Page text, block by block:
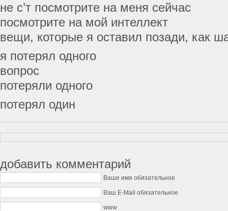
не с’т посмотрите на меня сейчас
посмотрите на мой интеллект
вещи, которые я оставил позади, как
я потерял одного
вопрос
потеряли одного
потерял один
добавить комментарий
Ваше имя обязательное
Ваш E-Mail обязательное
www